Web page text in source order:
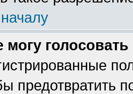
могу
предотвратить